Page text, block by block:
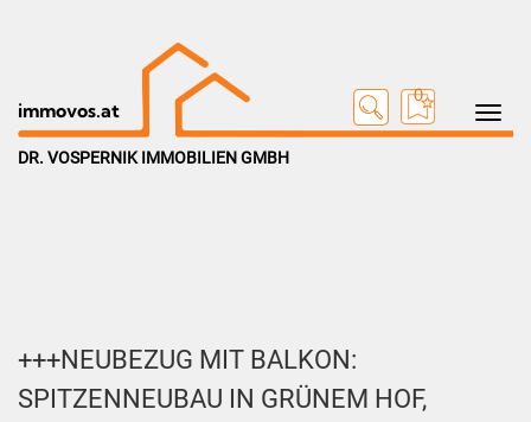
Toggle
immovos.at
0
DR. VOSPERNIK IMMOBILIEN GMBH
+++NEUBEZUG MIT BALKON:
SPITZENNEUBAU IN GRÜNEM HOF,